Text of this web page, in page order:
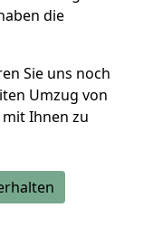
die
Sie uns noch
Umzug von
Ihnen zu